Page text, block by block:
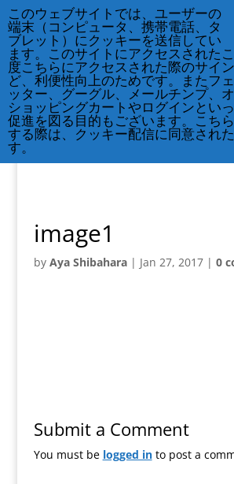
212-
image1
by Aya Shibahara| Jan 27, 2017| 0
Submit a Comment
You must be logged into post a
このウェブサイトでは、ユーザーの
端末（コンピュータ、携帯電話、タ
ブレット）にクッキーを送信してい
ます。このサイトにアクセスされた
度こちらにアクセスされた際のサイ
ど、利便性向上のためです。またフ
ッター、グーグル、メールチンプ、
ショッピングカートやログインとい
促進を図る目的もございます。こち
する際は、クッキー配信に同意され
す。